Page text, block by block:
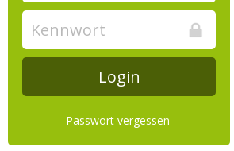
Passwort vergessen